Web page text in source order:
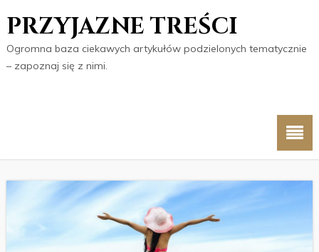
PRZYJAZNE TREŚCI
Ogromna baza ciekawych artykułów podzielonych tematycznie
– zapoznaj się z nimi.